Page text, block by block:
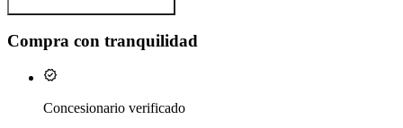
Compra con tranquilidad
verified
Concesionario verificado